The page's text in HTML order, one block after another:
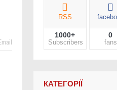
RSS
1000+
Subscribers
0
fans
КАТЕГОРІЇ